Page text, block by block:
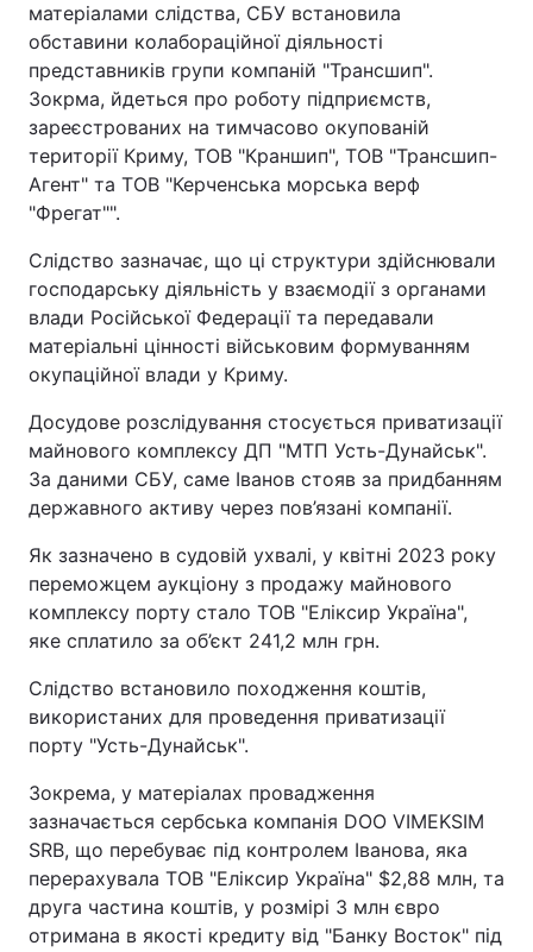
матеріалами слідства, СБУ встановила
обставини колабораційної діяльності
представників групи компаній "Трансшип".
Зокрма, йдеться про роботу підприємств,
зареєстрованих на тимчасово окупованій
території Криму, ТОВ "Краншип", ТОВ "Трансшип-
Агент" та ТОВ "Керченська морська верф
"Фрегат"".
Слідство зазначає, що ці структури здійснювали
господарську діяльність у взаємодії з органами
влади Російської Федерації та передавали
матеріальні цінності військовим формуванням
окупаційної влади у Криму.
Досудове розслідування стосується приватизації
майнового комплексу ДП "МТП Усть-Дунайськ".
За даними СБУ, саме Іванов стояв за придбанням
державного активу через пов’язані компанії.
Як зазначено в судовій ухвалі, у квітні 2023 року
переможцем аукціону з продажу майнового
комплексу порту стало ТОВ "Еліксир Україна",
яке сплатило за об’єкт 241,2 млн грн.
Слідство встановило походження коштів,
використаних для проведення приватизації
порту "Усть-Дунайськ".
Зокрема, у матеріалах провадження
зазначається сербська компанія DOO VIMEKSIM
SRB, що перебуває під контролем Іванова, яка
перерахувала ТОВ "Еліксир Україна" $2,88 млн, та
друга частина коштів, у розмірі 3 млн євро
отримана в якості кредиту від "Банку Восток" під